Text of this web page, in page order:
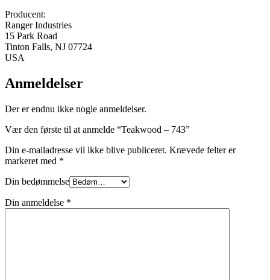
Producent:
Ranger Industries
15 Park Road
Tinton Falls, NJ 07724
USA
Anmeldelser
Der er endnu ikke nogle anmeldelser.
Vær den første til at anmelde “Teakwood – 743”
Din e-mailadresse vil ikke blive publiceret. Krævede felter er
markeret med *
Din bedømmelse
Din anmeldelse *